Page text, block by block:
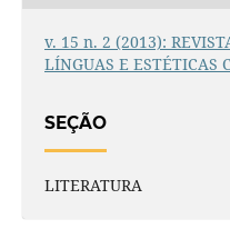
v. 15 n. 2 (2013):
LÍNGUAS E ESTÉTICAS
SEÇÃO
LITERATURA